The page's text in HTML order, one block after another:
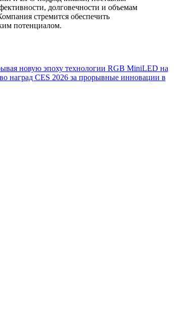
долговечности и объемам
стремится обеспечить
потенциалом.
новую эпоху технологии RGB MiniLED на
наград CES 2026 за прорывные инновации в